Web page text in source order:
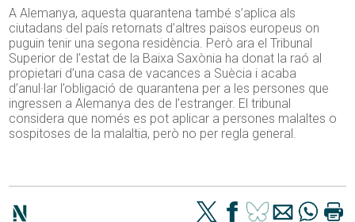
A Alemanya, aquesta quarantena també s’aplica als
ciutadans del país retornats d’altres països europeus on
puguin tenir una segona residència. Però ara el Tribunal
Superior de l’estat de la Baixa Saxònia ha donat la raó al
propietari d’una casa de vacances a Suècia i acaba
d’anul·lar l’obligació de quarantena per a les persones que
ingressen a Alemanya des de l’estranger. El tribunal
considera que només es pot aplicar a persones malaltes o
sospitoses de la malaltia, però no per regla general.